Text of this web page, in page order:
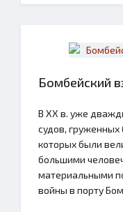
Бомбейский
В XX в. уже
судов,
которых были
большими
материальными
войны в порту